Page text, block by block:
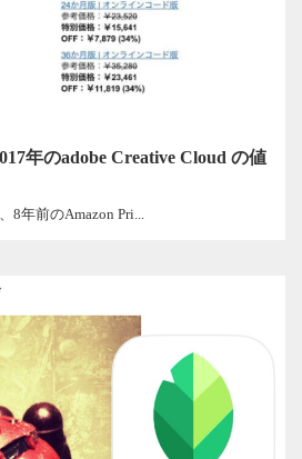
年のadobe Creative Cloud の値
8年前のAmazon Pri...